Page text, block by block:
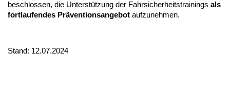
beschlossen, die Unterstützung der Fahrsicherheitstrainings als
fortlaufendes Präventionsangebot aufzunehmen.
Stand: 12.07.2024